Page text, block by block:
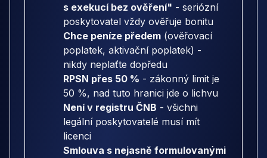
s exekucí bez ověření" - seriózní
poskytovatel vždy ověřuje bonitu
Chce peníze předem (ověřovací
poplatek, aktivační poplatek) -
nikdy neplaťte dopředu
RPSN přes 50 % - zákonný limit je
50 %, nad tuto hranici jde o lichvu
Není v registru ČNB - všichni
legální poskytovatelé musí mít
licenci
Smlouva s nejasně formulovanými